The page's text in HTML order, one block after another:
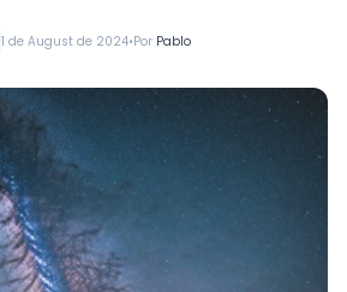
1 de August de 2024•Por Pablo